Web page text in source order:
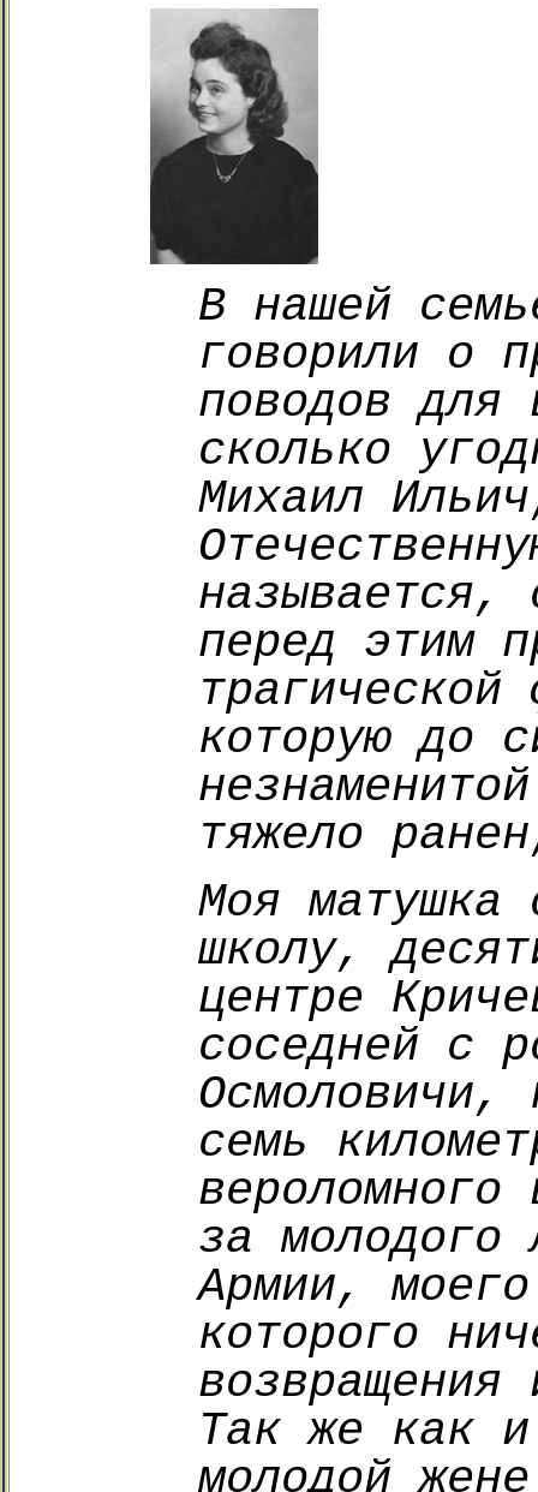
В нашей
говорили о
поводов для
сколько
Михаил
перед этим
которую до
тяжело
Моя матушка
школу,
центре
соседней с
Осмоловичи,
семь
вероломного
за молодого
Армии,
которого
Так же как
молодой